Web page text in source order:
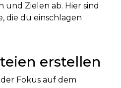
und Zielen ab. Hier sind
die du einschlagen
erstellen
Fokus auf dem